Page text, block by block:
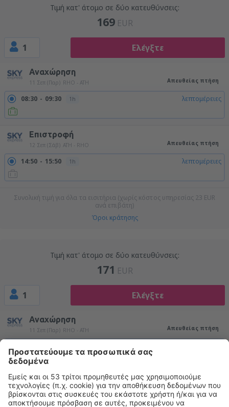
Τιμή κατ' άτομο σε δύο κατευθύνσεις:
169 EUR
1 Ελέγξτε
Αναχώρηση
11 Σεπ (Παρ) RHO - ATH Απευθείας πτήση
08:30 09:30 1h λεπτομέρειες
Επιστροφή
12 Σεπ (Σάβ) ATH - RHO Απευθείας πτήση
14:50 15:50 1h λεπτομέρειες
Συνολική τιμή για όλα τα εισιτήρια (χωρίς κόστος υπηρεσίας 23 EUR
ανά επιβάτη)
Όροι κράτησης
Τιμή κατ' άτομο σε δύο κατευθύνσεις:
171 EUR
1 Ελέγξτε
Αναχώρηση
11 Σεπ (Παρ) RHO - ATH Απευθείας πτήση
22:15
22:55 23:55 1h λεπτομέρειες
Επιστροφή
12 Σεπ (Σάβ) ATH - RHO 1 στάση